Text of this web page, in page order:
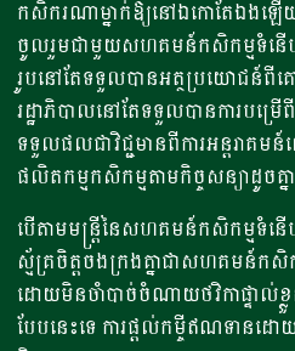
កសិករណាម្នាក់ឱ្យនៅឯកោតែឯងឡើ
ចូលរួមជាមួយសហគមន៍កសិកម្មទំនើ
រូបនៅតែទទួលបានអត្ថប្រយោជន៍ពី
រដ្ឋាភិបាលនៅតែទទួលបានការបម្រ
ទទួលផលជាវិជ្ជមានពីការអន្តរាគមន៍
ផលិតកម្មកសិកម្មតាមកិច្ចសន្យាដូចគ្ន
បើតាមមន្រ្តីនៃ​​សហគមន៍កសិកម្មទំន
ស្ម័គ្រចិត្តចងក្រងគ្នាជាសហគមន៍ក
ដោយមិនចាំបាច់ចំណាយថវិកាផ្ទាល់ខ្
បែបនេះទេ ការផ្តល់កម្ចីឥណទានដោ